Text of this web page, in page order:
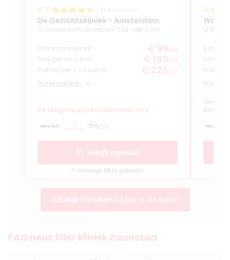
4.7
De Gezichtskliniek - Amsterdam
Amsterdam, Overtoom 524-H 11 km
Botox zone vanaf € 99 ,00
Filler per ml vanaf
€ 185 ,00
Profhilo per 2 ml vanaf
€ 225 ,00
Profiel bekijken
De laagste prijzen van Nederland
Bekijk agenda
Onlangs 853x geboekt
5
Botox
Filler
Profhilo
Profiel
Bekijk klinieken bij jou in de buurt
FAQ neus filler kliniek Zaanstad